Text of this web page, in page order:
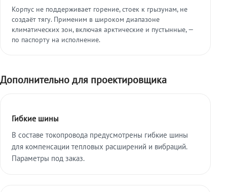
Корпус не поддерживает горение, стоек к грызунам, не
создаёт тягу. Применим в широком диапазоне
климатических зон, включая арктические и пустынные, —
по паспорту на исполнение.
Дополнительно для проектировщика
Гибкие шины
В составе токопровода предусмотрены гибкие шины
для компенсации тепловых расширений и вибраций.
Параметры под заказ.